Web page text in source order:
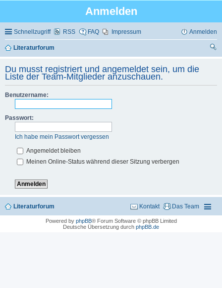
Anmelden
Schnellzugriff RSS FAQ Impressum Anmelden
Literaturforum
Du musst registriert und angemeldet sein, um die
Liste der Team-Mitglieder anzuschauen.
Benutzername:
Passwort:
Ich habe mein Passwort vergessen
Angemeldet bleiben
Meinen Online-Status während dieser Sitzung verbergen
Literaturforum Das Team
Kontakt
Powered by phpBB® Forum Software © phpBB Limited
Deutsche Übersetzung durch phpBB.de